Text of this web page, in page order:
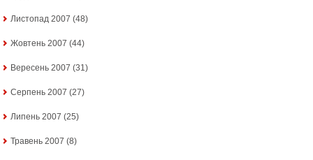
Листопад 2007 (48)
Жовтень 2007 (44)
Вересень 2007 (31)
Серпень 2007 (27)
Липень 2007 (25)
Травень 2007 (8)